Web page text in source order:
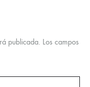
publicada. Los campos